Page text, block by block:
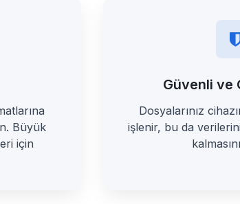
Büyük
için
Güvenli ve
Dosyalarınız
işlenir, bu da